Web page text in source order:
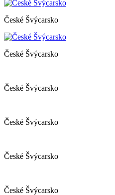
České Švýcarsko
České Švýcarsko
České Švýcarsko
České Švýcarsko
České Švýcarsko
České Švýcarsko